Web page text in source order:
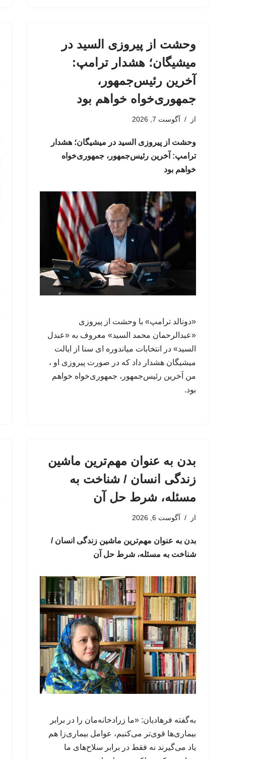
وحشت از پیروزی السید در
میشیگان؛ هشدار ترامپ:
آخرین رئیس‌جمهور،
جمهوری‌خواه خواهم بود
از آگوست 7, 2026
وحشت از پیروزی السید در میشیگان؛ هشدار
ترامپ: آخرین رئیس‌جمهور، جمهوری‌خواه
خواهم بود
«دونالد ترامپ» با وحشت از پیروزی
«عبدالرحمان محمد السید» معروف به «عبدل
السید» در انتخابات میاندوره ای سنا از ایالت
میشیگان هشدار داد که در صورت پیروزی او ،
من آخرین رئیس‌جمهور، جمهوری‌‍‌خواه خواهم
بود.
بدن به عنوان مهم‌ترین ماشین
زندگی انسان / شناخت به
مسئله، شرط حل آن
از آگوست 6, 2026
بدن به عنوان مهم‌ترین ماشین زندگی انسان /
شناخت به مسئله، شرط حل آن
به‌گفته فرهادیان: «ما زرادخانه‌مان را در برابر
بیماری‌ها قوی‌تر می‌کنیم، عوامل‌ بیماری‌زا هم
یاد می‌گیرند نه فقط در برابر سلاح‌های ما